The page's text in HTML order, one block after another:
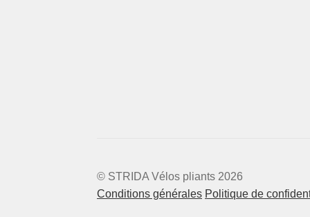
© STRIDA Vélos pliants 2026
Conditions générales Politique de